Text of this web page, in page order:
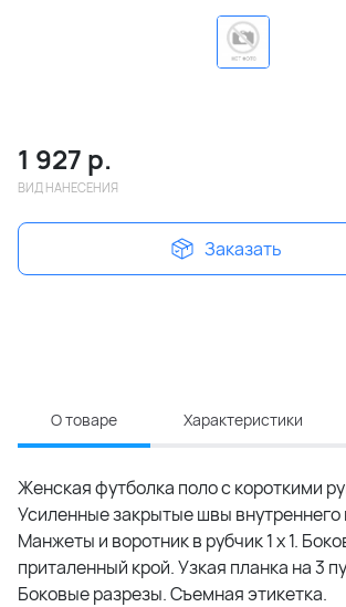
1 927 р.
ВИД НАНЕСЕНИЯ
Заказать
О товаре Характеристики
Женская футболка поло с короткими
Усиленные закрытые швы внутреннего
Манжеты и воротник в рубчик 1 x 1.
приталенный крой. Узкая планка на 3
Боковые разрезы. Съемная этикетка.